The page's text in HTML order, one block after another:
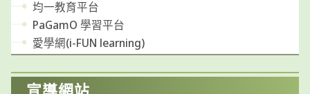
均一教育平台
PaGamO 學習平台
愛學網(i-FUN learning)
宣導網站